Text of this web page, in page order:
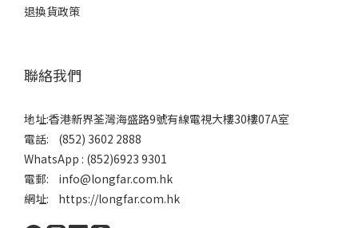
退換貨政策
聯絡我們
地址:香港新界荃灣海盛路9號有線電視大樓30樓07A室
電話: (852) 3602 2888
WhatsApp : (852)6923 9301
電郵: info@longfar.com.hk
網址: https://longfar.com.hk